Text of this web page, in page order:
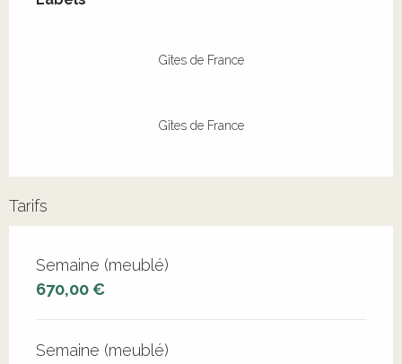
Gîtes de France
Gîtes de France
Tarifs
Tarifs 2026
Semaine (meublé)
670,00 €
Semaine (meublé)